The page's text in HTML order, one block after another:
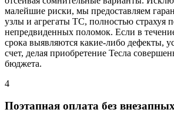
малейшие риски, мы предоставляем
узлы и агрегаты ТС, полностью страхуя
непредвиденных поломок. Если в
срока выявляются какие-либо дефекты,
счет, делая приобретение Тесла
бюджета.
4
Поэтапная оплата без